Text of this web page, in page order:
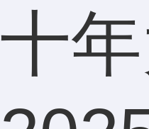
十